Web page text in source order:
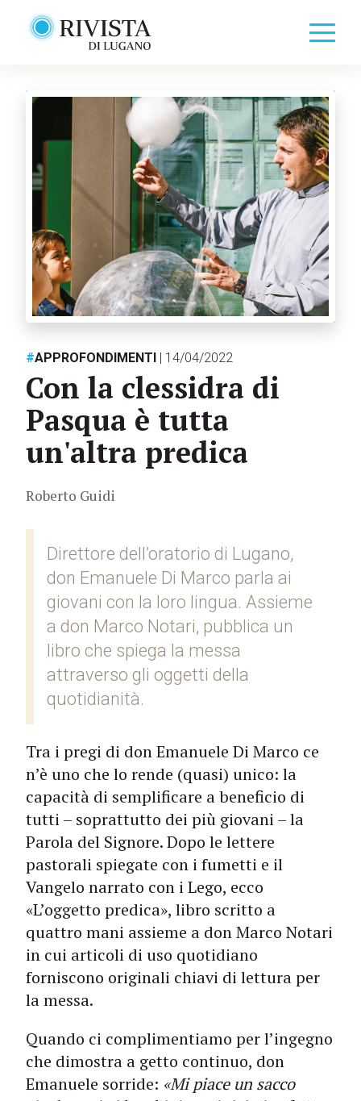
#APPROFONDIMENTI | 14/04/2022
Con la clessidra di
Pasqua è tutta
un'altra predica
Roberto Guidi
Direttore dell’oratorio di Lugano,
don Emanuele Di Marco parla ai
giovani con la loro lingua. Assieme
a don Marco Notari, pubblica un
libro che spiega la messa
attraverso gli oggetti della
quotidianità.
Tra i pregi di don Emanuele Di Marco ce
n’è uno che lo rende (quasi) unico: la
capacità di semplificare a beneficio di
tutti – soprattutto dei più giovani – la
Parola del Signore. Dopo le lettere
pastorali spiegate con i fumetti e il
Vangelo narrato con i Lego, ecco
«L’oggetto predica», libro scritto a
quattro mani assieme a don Marco Notari
in cui articoli di uso quotidiano
forniscono originali chiavi di lettura per
la messa.
Quando ci complimentiamo per l’ingegno
che dimostra a getto continuo, don
Emanuele sorride: «Mi piace un sacco